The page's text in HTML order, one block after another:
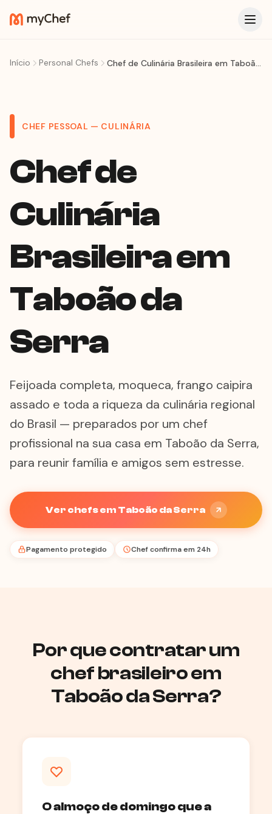
Início Personal Chefs Chef de Culinária Brasileira em Taboão da Serra
CHEF PESSOAL — CULINÁRIA
Chef de
Culinária
Brasileira em
Taboão da
Serra
Feijoada completa, moqueca, frango caipira
assado e toda a riqueza da culinária regional
do Brasil — preparados por um chef
profissional na sua casa em Taboão da Serra,
para reunir família e amigos sem estresse.
Ver chefs em Taboão da Serra
Pagamento protegido Chef confirma em 24h
Por que contratar um
chef brasileiro em
Taboão da Serra?
O almoço de domingo que a